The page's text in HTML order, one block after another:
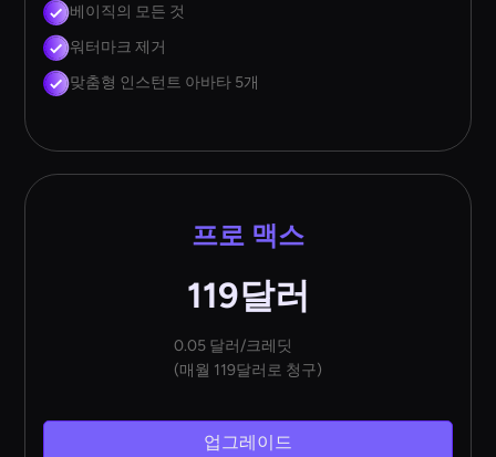
베이직의 모든 것
워터마크 제거
맞춤형 인스턴트 아바타 5개
프로 맥스
119달러
0.05 달러/크레딧
(매월 119달러로 청구)
업그레이드